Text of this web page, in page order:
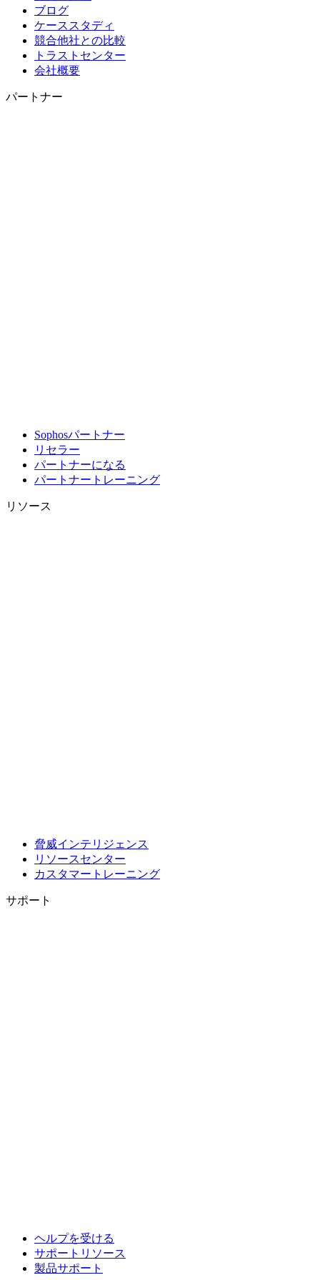
ブログ
ケーススタディ
競合他社との比較
トラストセンター
会社概要
パートナー
Sophosパートナー
リセラー
パートナーになる
パートナートレーニング
リソース
脅威インテリジェンス
リソースセンター
カスタマートレーニング
サポート
ヘルプを受ける
サポートリソース
製品サポート